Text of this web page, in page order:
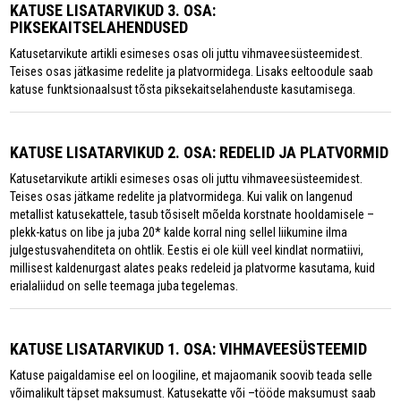
KATUSE LISATARVIKUD 3. OSA:
PIKSEKAITSELAHENDUSED
Katusetarvikute artikli esimeses osas oli juttu vihmaveesüsteemidest.
Teises osas jätkasime redelite ja platvormidega. Lisaks eeltoodule saab
katuse funktsionaalsust tõsta piksekaitselahenduste kasutamisega.
KATUSE LISATARVIKUD 2. OSA: REDELID JA PLATVORMID
Katusetarvikute artikli esimeses osas oli juttu vihmaveesüsteemidest.
Teises osas jätkame redelite ja platvormidega. Kui valik on langenud
metallist katusekattele, tasub tõsiselt mõelda korstnate hooldamisele –
plekk-katus on libe ja juba 20* kalde korral ning sellel liikumine ilma
julgestusvahenditeta on ohtlik. Eestis ei ole küll veel kindlat normatiivi,
millisest kaldenurgast alates peaks redeleid ja platvorme kasutama, kuid
erialaliidud on selle teemaga juba tegelemas.
KATUSE LISATARVIKUD 1. OSA: VIHMAVEESÜSTEEMID
Katuse paigaldamise eel on loogiline, et majaomanik soovib teada selle
võimalikult täpset maksumust. Katusekatte või –tööde maksumust saab